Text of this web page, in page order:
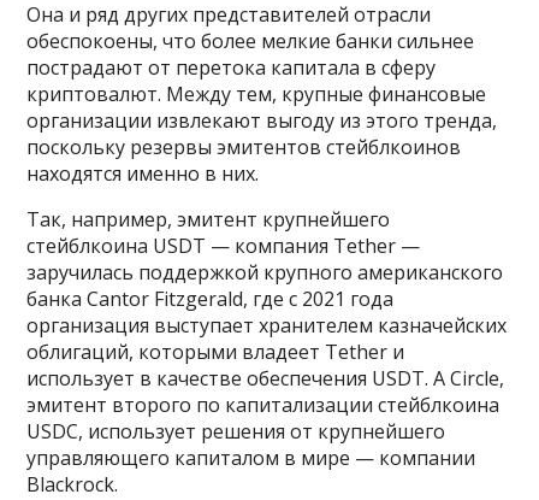
Она и ряд других представителей отрасли
обеспокоены, что более мелкие банки сильнее
пострадают от перетока капитала в сферу
криптовалют. Между тем, крупные финансовые
организации извлекают выгоду из этого тренда,
поскольку резервы эмитентов стейблкоинов
находятся именно в них.
Так, например, эмитент крупнейшего
стейблкоина USDT — компания Tether —
заручилась поддержкой крупного американского
банка Cantor Fitzgerald, где с 2021 года
организация выступает хранителем казначейских
облигаций, которыми владеет Tether и
использует в качестве обеспечения USDT. А Circle,
эмитент второго по капитализации стейблкоина
USDC, использует решения от крупнейшего
управляющего капиталом в мире — компании
Blackrock.